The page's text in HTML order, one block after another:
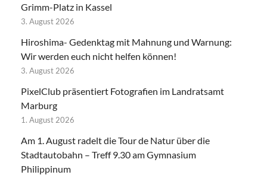
Grimm-Platz in Kassel
3. August 2026
Hiroshima- Gedenktag mit Mahnung und Warnung:
Wir werden euch nicht helfen können!
3. August 2026
PixelClub präsentiert Fotografien im Landratsamt
Marburg
1. August 2026
Am 1. August radelt die Tour de Natur über die
Stadtautobahn – Treff 9.30 am Gymnasium
Philippinum